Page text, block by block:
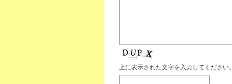
上に表示された文字を入力してください。